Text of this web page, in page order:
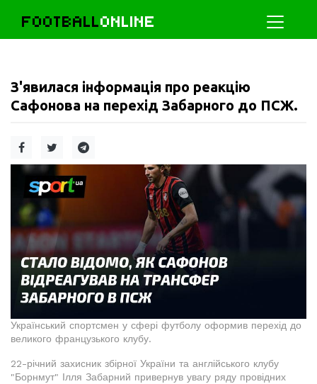
FOOTBALLONLINE
З'явилася інформація про реакцію
Сафонова на перехід Забарного до ПСЖ.
Український спортсмен у сфері футболу оформив перехід до
великого французького клубу.
22-річний захисник збірної України та англійського клубу
"Борнмут" Ілля Забарний привернув увагу ряду провідних